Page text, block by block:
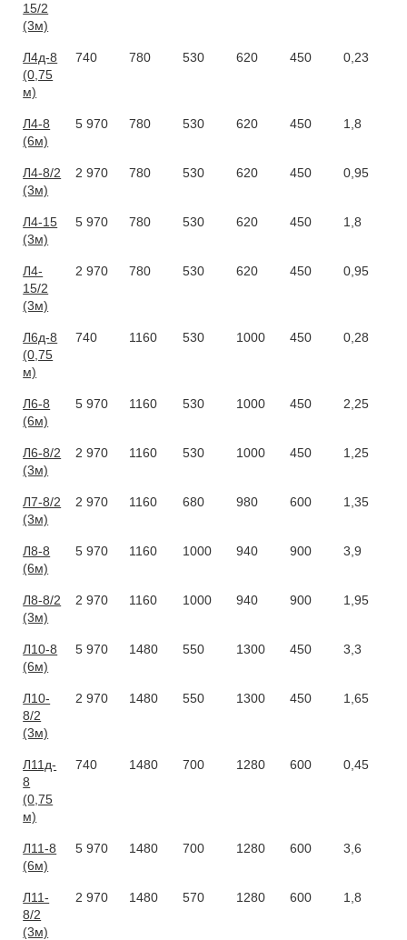
15/2
(3м)
Л4д-8
(0,75
м)
740 780 530 620 450 0,23
Л4-8
(6м)
5 970 780 530 620 450 1,8
Л4-8/2
(3м)
2 970 780 530 620 450 0,95
Л4-15
(3м)
5 970 780 530 620 450 1,8
Л4-
15/2
(3м)
2 970 780 530 620 450 0,95
Л6д-8
(0,75
м)
740 1160 530 1000 450 0,28
Л6-8
(6м)
5 970 1160 530 1000 450 2,25
Л6-8/2
(3м)
2 970 1160 530 1000 450 1,25
Л7-8/2
(3м)
2 970 1160 680 980 600 1,35
Л8-8
(6м)
5 970 1160 1000 940 900 3,9
Л8-8/2
(3м)
2 970 1160 1000 940 900 1,95
Л10-8
(6м)
5 970 1480 550 1300 450 3,3
Л10-
8/2
(3м)
2 970 1480 550 1300 450 1,65
Л11д-
8
(0,75
м)
740 1480 700 1280 600 0,45
Л11-8
(6м)
5 970 1480 700 1280 600 3,6
Л11-
8/2
(3м)
2 970 1480 570 1280 600 1,8